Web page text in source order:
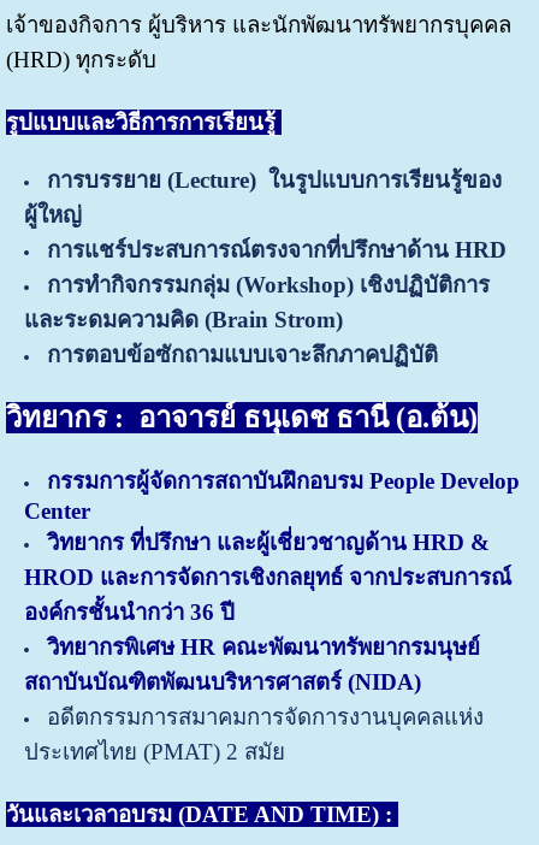
เจ้าของกิจการ ผู้บริหาร และนักพัฒนาทรัพยากรบุคคล
(HRD) ทุกระดับ
รูปแบบและวิธีการการเรียนรู้
การบรรยาย (Lecture) ในรูปแบบการเรียนรู้ของ
ผู้ใหญ่
การแชร์ประสบการณ์ตรงจากที่ปรึกษาด้าน HRD
การทำกิจกรรมกลุ่ม(Workshop)เชิงปฏิบัติการ
และระดมความคิด(Brain Strom)
การตอบข้อซักถามแบบเจาะลึกภาคปฏิบัติ
วิทยากร : อาจารย์ ธนุเดช ธานี (อ.ต้น)
กรรมการผู้จัดการสถาบันฝึกอบรม People Develop
Center
วิทยากร ที่ปรึกษา และผู้เชี่ยวชาญด้าน HRD &
HROD และการจัดการเชิงกลยุทธ์ จากประสบการณ์
องค์กรชั้นนำกว่า 36 ปี
วิทยากรพิเศษ HR คณะพัฒนาทรัพยากรมนุษย์
สถาบันบัณฑิตพัฒนบริหารศาสตร์ (NIDA)
อดีตกรรมการสมาคมการจัดการงานบุคคลแห่ง
ประเทศไทย (PMAT) 2 สมัย
วันและเวลาอบรม (DATE AND TIME) :